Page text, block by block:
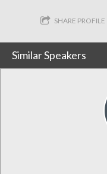
SHARE PROFILE
Similar Speakers